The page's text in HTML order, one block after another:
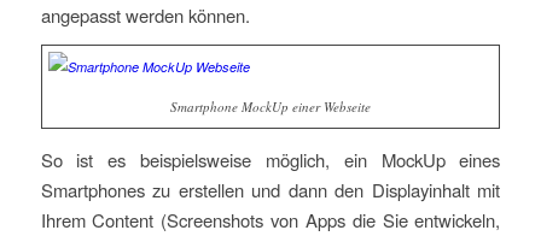
angepasst werden können.
Smartphone MockUp einer Webseite
So ist es beispielsweise möglich, ein MockUp eines
Smartphones zu erstellen und dann den Displayinhalt mit
Ihrem Content (Screenshots von Apps die Sie entwickeln,